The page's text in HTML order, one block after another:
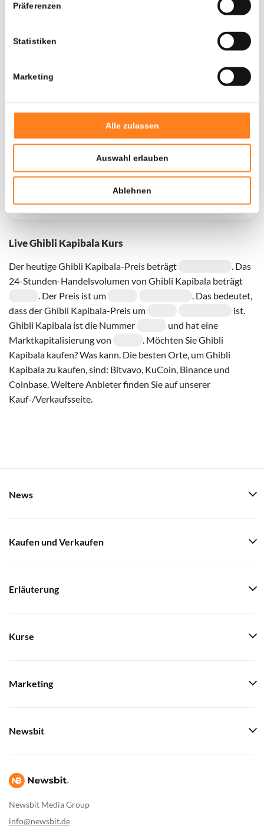
Präferenzen
Statistiken
Marketing
Alle zulassen
Auswahl erlauben
Ablehnen
Live Ghibli Kapibala Kurs
Der heutige Ghibli Kapibala-Preis beträgt
. Das
24-Stunden-Handelsvolumen von Ghibli Kapibala beträgt
. Der Preis ist um
. Das bedeutet,
dass der Ghibli Kapibala-Preis um
ist.
Ghibli Kapibala ist die Nummer
und hat eine
Marktkapitalisierung von
. Möchten Sie Ghibli
Kapibala kaufen? Was kann. Die besten Orte, um Ghibli
Kapibala zu kaufen, sind: Bitvavo, KuCoin, Binance und
Coinbase. Weitere Anbieter finden Sie auf unserer
Kauf-/Verkaufsseite.
opgehaald, probeer het later opnieuw.
Newsbit Media Group
info@newsbit.de
News
Kaufen und Verkaufen
Erläuterung
Kurse
Marketing
Newsbit